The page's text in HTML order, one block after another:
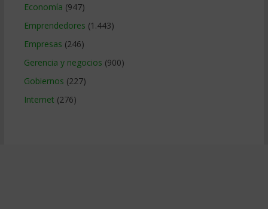
Economía (947)
Emprendedores (1.443)
Empresas (246)
Gerencia y negocios (900)
Gobiernos (227)
Internet (276)